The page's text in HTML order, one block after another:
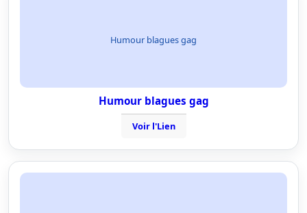
Humour blagues gag
Humour blagues gag
Voir l'Lien